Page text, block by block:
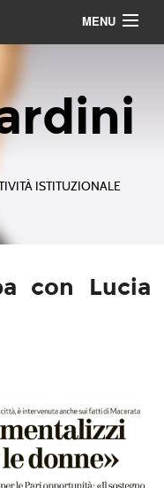
MENU
ISTITUZIONALE
con Lucia